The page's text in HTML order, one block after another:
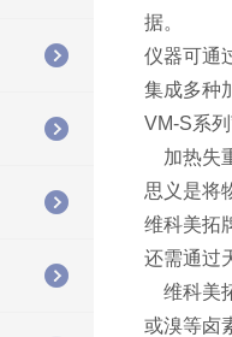
据。
仪器可通
集成多种
VM-S系列
加热失
思义是将
维科美拓
还需通过
维科美
或溴等卤